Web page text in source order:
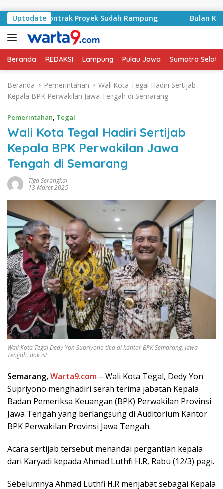
Uptodate
Kontrak Proyek Sudah Rampung Bulan
Beranda REDAKSI Lampung Pulau Jawa Sumatra
Beranda Pemerintahan
Wali Kota Tegal Hadiri Sertijab
Kepala BPK Perwakilan Jawa Tengah di Semarang
Pemerintahan, Tegal
Wali Kota Tegal Hadiri Sertijab
Kepala BPK Perwakilan Jawa
Tengah di Semarang
Tiga Serangkai
13 Maret 2025
Wali Kota Tegal Dedy Yon Supriyono tiba di kantor BPK Semarang, Jawa
Tengah. dok ist
Semarang,Warta9.com – Wali Kota Tegal, Dedy Yon
Supriyono menghadiri serah terima jabatan Kepala
Badan Pemeriksa Keuangan (BPK) Perwakilan Provinsi
Jawa Tengah yang berlangsung di Auditorium Kantor
BPK Perwakilan Provinsi Jawa Tengah.
Acara sertijab tersebut menandai pergantian kepala
dari Karyadi kepada Ahmad Luthfi H.R, Rabu (12/3) pagi.
Sebelumnya Ahmad Luthfi H.R menjabat sebagai Kepala